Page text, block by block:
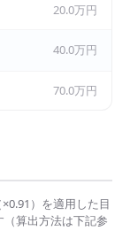
20.0万円
40.0万円
70.0万円
×0.91 ）を適用した目
算出方法は下記参